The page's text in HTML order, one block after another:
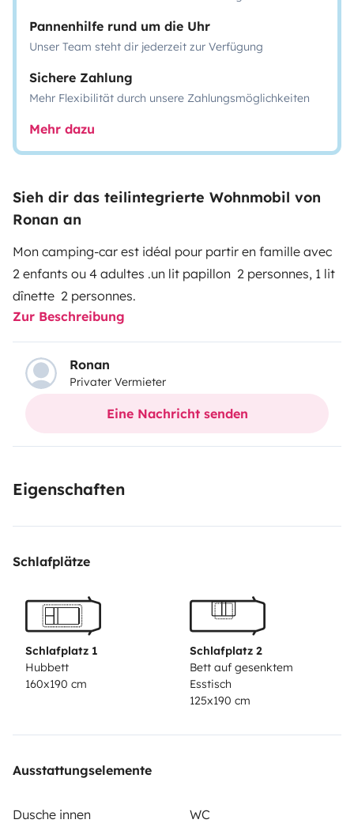
Pannenhilfe rund um die Uhr
Unser Team steht dir jederzeit zur Verfügung
Sichere Zahlung
Mehr Flexibilität durch unsere Zahlungsmöglichkeiten
Mehr dazu
Sieh dir das teilintegrierte Wohnmobil von
Ronan an
Mon camping-car est idéal pour partir en famille avec
2 enfants ou 4 adultes .un lit papillon 2 personnes, 1 lit
dînette 2 personnes.
Zur Beschreibung
Ronan
Privater Vermieter
Eine Nachricht senden
Eigenschaften
Schlafplätze
Schlafplatz 1
Hubbett
160x190 cm
Schlafplatz 2
Bett auf gesenktem
Esstisch
125x190 cm
Ausstattungselemente
Dusche innen
WC